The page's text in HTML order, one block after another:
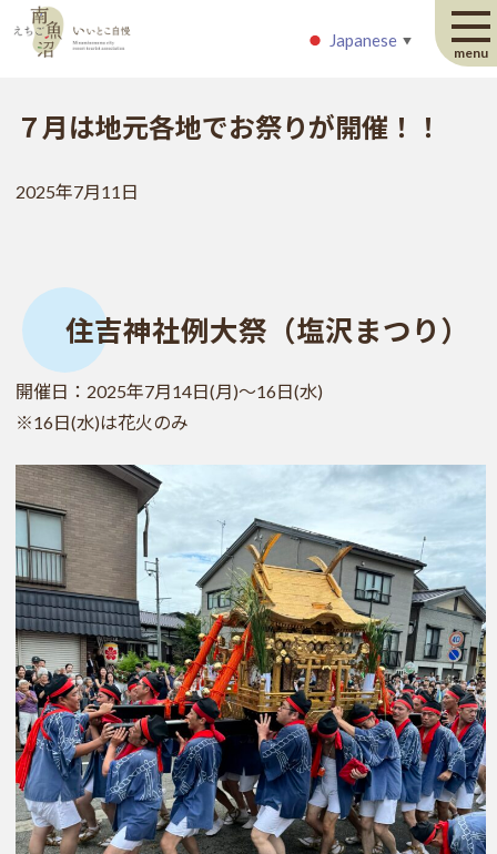
Japanese ▼
Japanese ▼
menu
７月は地元各地でお祭りが開催！！
2025年7月11日
住吉神社例大祭（塩沢まつり）
開催日：2025年7月14日(月)～16日(水)
※16日(水)は花火のみ